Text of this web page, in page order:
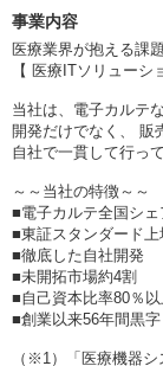
事業内容
医療業界が抱える課
【 医療ITソリューシ
当社は、電子カルテ
開発だけでなく、 販
自社で一貫して行っ
～～当社の特徴～～
■電子カルテ全国シェ
■東証スタンダード上
■徹底した自社開発
■未開拓市場約4割
■自己資本比率80％
■創業以来56年間黒
（※1）「医療機器